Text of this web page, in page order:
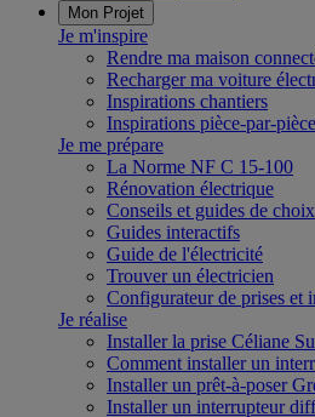
Mon Projet
Je m'inspire
Rendre ma maison
Recharger ma voiture
Inspirations chantiers
Inspirations pièce-par-pièce
Je me prépare
La Norme NF C 15-100
Rénovation électrique
Conseils et guides de choix
Guides interactifs
Guide de l'électricité
Trouver un électricien
Configurateur de prises et
Je réalise
Installer la prise Céliane
Comment installer un
Installer un prêt-à-poser
Installer un interrupteur